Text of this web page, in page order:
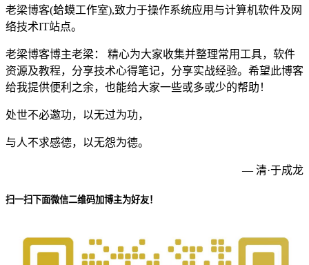
老梁博客(蛤蟆工作室),致力于操作系统应用与计算机软件及网
络技术IT站点。
老梁博客博主老梁： 精心为大家收集并整理常用工具，软件
资源及教程，分享技术心得笔记，分享实战经验。希望此博客
给我提供便利之余，也能给大家一些或多或少的帮助！
处世不必邀功，以无过为功，
与人不求感德，以无怨为德。
— 清·于成龙
扫一扫下面微信二维码加博主为好友！